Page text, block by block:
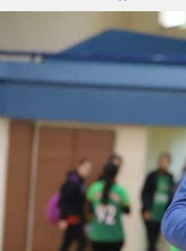
دوري أبطال أوروبا
آسيا
ركن الألعاب